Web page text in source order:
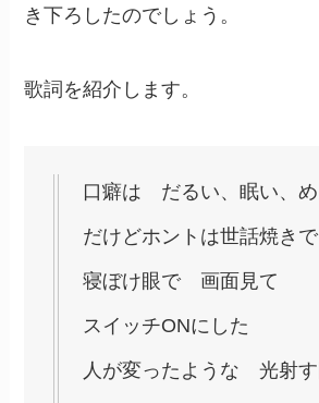
き下ろしたのでしょう。
歌詞を紹介します。
口癖は だるい、眠い、
だけどホントは世話焼きで
寝ぼけ眼で 画面見て
スイッチONにした
人が変ったような 光射す